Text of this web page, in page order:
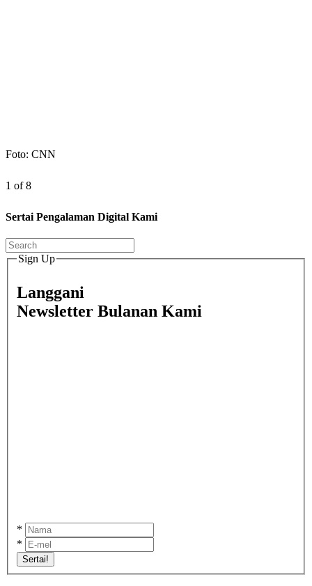
Foto: CNN
1 of 8
Sertai Pengalaman Digital Kami
Sign Up
Langgani
Newsletter Bulanan Kami
*
*
Sertai!